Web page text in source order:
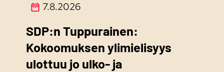
7.8.2026
SDP:n Tuppurainen:
Kokoomuksen ylimielisyys
ulottuu jo ulko- ja